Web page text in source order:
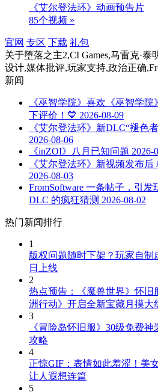
《艾尔登法环》动画预告片
85个视频 »
官网 专区 下载 礼包
关于堕落之主2,CI Games,马雷克·
设计,媒体批评,玩家支持,政治正确
新闻
《巫智学院》喜欢《巫智学院
下评价！💙 2026-08-09
《艾尔登法环》新DLC“褪色
2026-08-06
《inZOI》八月已知问题 2026-
《艾尔登法环》新视频发布
2026-08-03
FromSoftware 一条帖子，引
DLC 的疯狂猜测 2026-08-02
热门新闻排行
1
版权问题随时下架？玩家自制
日上线
2
热点预告：《魔兽世界》怀旧
洲行动》开启全新宝藏月摸大
3
《冒险岛怀旧服》30级免费
攻略
4
正惊GIF：表情如此羞涩！美
让人遐想连篇
5